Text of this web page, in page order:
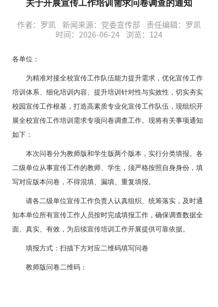
关于开展宣传工作培训需求问卷调查的通知
作者：罗凯 新闻来源：党委宣传部
责任编辑：罗凯
时间：2026-06-24
浏览： 124
各单位：
为精准对接全校宣传工作队伍能力提升需求，优化宣传工作
培训体系、细化培训内容、提升培训针对性与实效性，切实夯实
校园宣传工作根基，打造高素质专业化宣传工作队伍，现组织开
展全校宣传工作培训需求专项问卷调查工作。现将有关事项通知
如下：
本次问卷分为教师版和学生版 两个版本，实行分类填报。各
二级单位从事宣传工作的教师、学生，须严格按照自身身份，填
写对应版本问卷，不得混填、漏填、重复填报。
请各二级单位宣传工作负责人认真组织、统筹落实，及时通
知本单位所有宣传工作人员按时完成填报工作，确保调查数据全
面、真实、有效，为后续宣传培训工作开展提供可靠依据。
填报方式 ：扫描下方对应二维码填写问卷
教师版问卷二维码：